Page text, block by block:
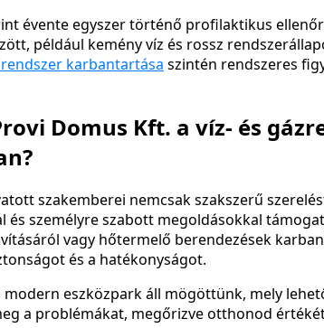
évente egyszer történő profilaktikus
például kemény víz és rossz
karbantartása szintén rendszeres
Domus Kft. a víz- és
szakemberei nemcsak szakszerű
és személyre szabott megoldásokkal
vagy hőtermelő berendezések
és a hatékonyságot.
modern eszközpark áll mögöttünk, mely
a problémákat, megőrizve otthonod